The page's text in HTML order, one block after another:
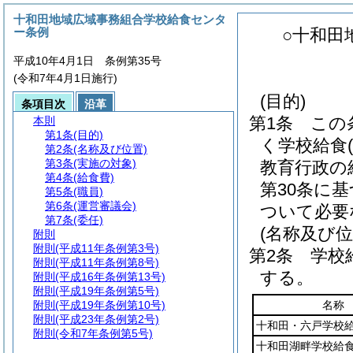
○十和田
(目的)
第1条
この
く学校給食
教育行政
第30条に
ついて必
(名称及び
第2条
学校
する。
名称
十和田・六戸学校
十和田湖畔学校給
十和田地域広域事務組合学校給食センタ
ー条例
平成10年4月1日 条例第35号
(令和7年4月1日施行)
条項目次
沿革
本則
第1条(目的)
第2条(名称及び位置)
第3条(実施の対象)
第4条(給食費)
第5条(職員)
第6条(運営審議会)
第7条(委任)
附則
附則 (平成11年条例第3号)
附則 (平成11年条例第8号)
附則 (平成16年条例第13号)
附則 (平成19年条例第5号)
附則 (平成19年条例第10号)
附則 (平成23年条例第2号)
附則 (令和7年条例第5号)